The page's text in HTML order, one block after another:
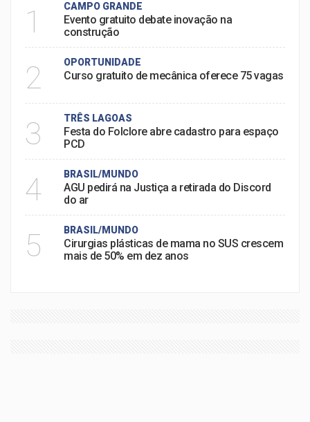
1 CAMPO GRANDE
Evento gratuito debate inovação na
construção
2 OPORTUNIDADE
Curso gratuito de mecânica oferece 75 vagas
3 TRÊS LAGOAS
Festa do Folclore abre cadastro para espaço
PCD
4 BRASIL/MUNDO
AGU pedirá na Justiça a retirada do Discord
do ar
5 BRASIL/MUNDO
Cirurgias plásticas de mama no SUS crescem
mais de 50% em dez anos